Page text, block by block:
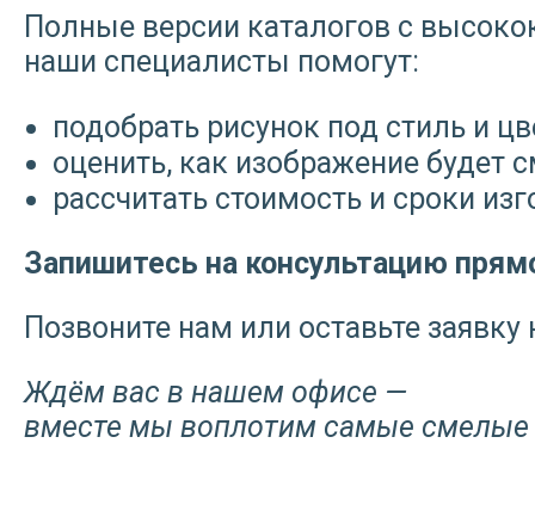
Полные версии каталогов с
наши специалисты помогут:
подобрать рисунок под стиль и
оценить, как изображение будет
рассчитать стоимость и сроки
Запишитесь на консультацию
Позвоните нам или оставьте
Ждём вас в нашем офисе —
вместе мы воплотим самые смелые